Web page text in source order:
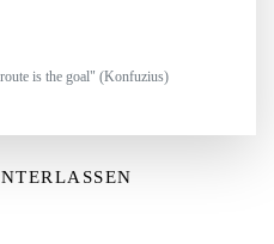
is the goal" (Konfuzius)